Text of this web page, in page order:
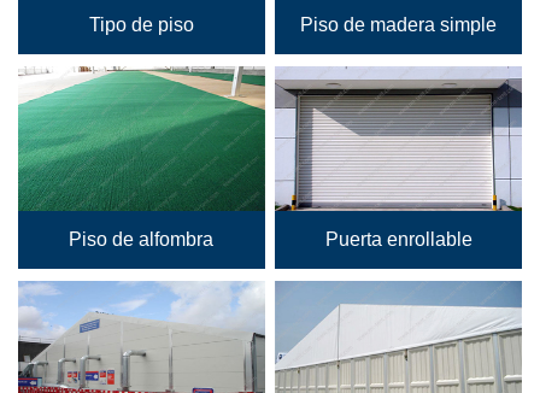
Tipo de piso Piso de madera simple
Piso de alfombra Puerta enrollable